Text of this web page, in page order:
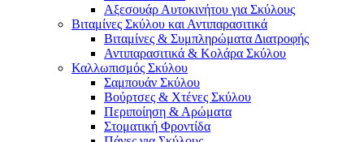
Αξεσουάρ Αυτοκινήτου για Σκύλους
Βιταμίνες Σκύλου και Αντιπαρασιτικά
Βιταμίνες & Συμπληρώματα Διατροφής
Αντιπαρασιτικά & Κολάρα Σκύλου
Καλλωπισμός Σκύλου
Σαμπουάν Σκύλου
Βούρτσες & Χτένες Σκύλου
Περιποίηση & Αρώματα
Στοματική Φροντίδα